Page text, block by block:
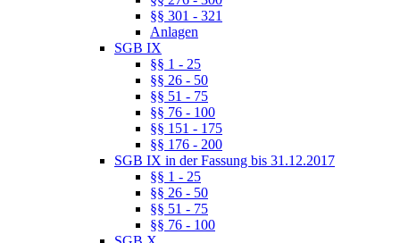
§§ 301 - 321
Anlagen
SGB IX
§§ 1 - 25
§§ 26 - 50
§§ 51 - 75
§§ 76 - 100
§§ 151 - 175
§§ 176 - 200
SGB IX in der Fassung bis 31.12.2017
§§ 1 - 25
§§ 26 - 50
§§ 51 - 75
§§ 76 - 100